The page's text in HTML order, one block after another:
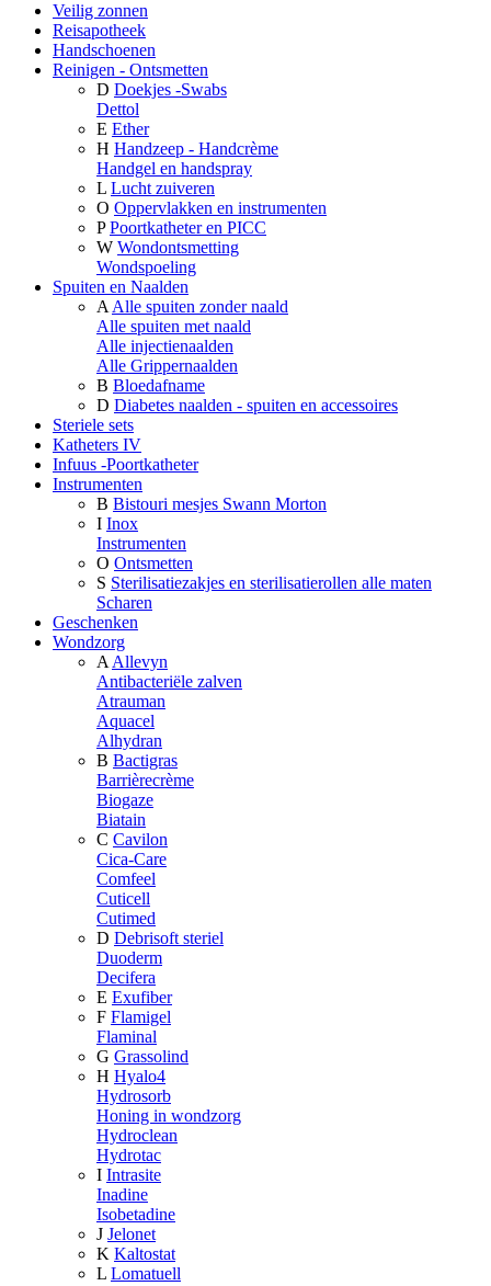
Veilig zonnen
Reisapotheek
Handschoenen
Reinigen - Ontsmetten
D Doekjes -Swabs
Dettol
E Ether
H Handzeep - Handcrème
Handgel en handspray
L Lucht zuiveren
O Oppervlakken en instrumenten
P Poortkatheter en PICC
W Wondontsmetting
Wondspoeling
Spuiten en Naalden
A Alle spuiten zonder naald
Alle spuiten met naald
Alle injectienaalden
Alle Grippernaalden
B Bloedafname
D Diabetes naalden - spuiten en accessoires
Steriele sets
Katheters IV
Infuus -Poortkatheter
Instrumenten
B Bistouri mesjes Swann Morton
I Inox
Instrumenten
O Ontsmetten
S Sterilisatiezakjes en sterilisatierollen alle maten
Scharen
Geschenken
Wondzorg
A Allevyn
Antibacteriële zalven
Atrauman
Aquacel
Alhydran
B Bactigras
Barrièrecrème
Biogaze
Biatain
C Cavilon
Cica-Care
Comfeel
Cuticell
Cutimed
D Debrisoft steriel
Duoderm
Decifera
E Exufiber
F Flamigel
Flaminal
G Grassolind
H Hyalo4
Hydrosorb
Honing in wondzorg
Hydroclean
Hydrotac
I Intrasite
Inadine
Isobetadine
J Jelonet
K Kaltostat
L Lomatuell